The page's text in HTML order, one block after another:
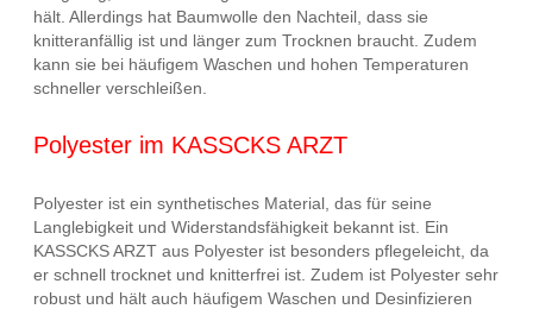
hält. Allerdings hat Baumwolle den Nachteil, dass sie
knitteranfällig ist und länger zum Trocknen braucht. Zudem
kann sie bei häufigem Waschen und hohen Temperaturen
schneller verschleißen.
Polyester im KASSCKS ARZT
Polyester ist ein synthetisches Material, das für seine
Langlebigkeit und Widerstandsfähigkeit bekannt ist. Ein
KASSCKS ARZT aus Polyester ist besonders pflegeleicht, da
er schnell trocknet und knitterfrei ist. Zudem ist Polyester sehr
robust und hält auch häufigem Waschen und Desinfizieren